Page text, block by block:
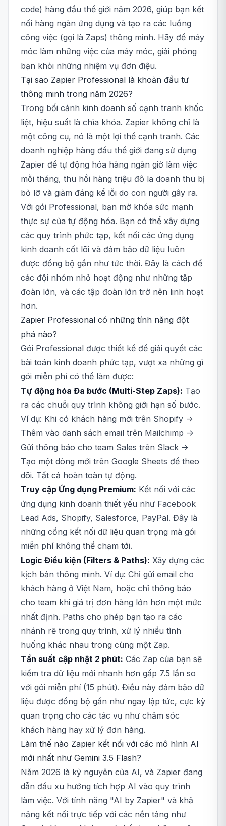
code) hàng đầu thế giới năm 2026, giúp bạn kết
nối hàng ngàn ứng dụng và tạo ra các luồng
công việc (gọi là Zaps) thông minh. Hãy để máy
móc làm những việc của máy móc, giải phóng
bạn khỏi những nhiệm vụ đơn điệu.
Tại sao Zapier Professional là khoản đầu tư
thông minh trong năm 2026?
Trong bối cảnh kinh doanh số cạnh tranh khốc
liệt, hiệu suất là chìa khóa. Zapier không chỉ là
một công cụ, nó là một lợi thế cạnh tranh. Các
doanh nghiệp hàng đầu thế giới đang sử dụng
Zapier để tự động hóa hàng ngàn giờ làm việc
mỗi tháng, thu hồi hàng triệu đô la doanh thu bị
bỏ lỡ và giảm đáng kể lỗi do con người gây ra.
Với gói Professional, bạn mở khóa sức mạnh
thực sự của tự động hóa. Bạn có thể xây dựng
các quy trình phức tạp, kết nối các ứng dụng
kinh doanh cốt lõi và đảm bảo dữ liệu luôn
được đồng bộ gần như tức thời. Đây là cách để
các đội nhóm nhỏ hoạt động như những tập
đoàn lớn, và các tập đoàn lớn trở nên linh hoạt
hơn.
Zapier Professional có những tính năng đột
phá nào?
Gói Professional được thiết kế để giải quyết các
bài toán kinh doanh phức tạp, vượt xa những gì
gói miễn phí có thể làm được:
Tự động hóa Đa bước (Multi-Step Zaps): Tạo
ra các chuỗi quy trình không giới hạn số bước.
Ví dụ: Khi có khách hàng mới trên Shopify ->
Thêm vào danh sách email trên Mailchimp ->
Gửi thông báo cho team Sales trên Slack ->
Tạo một dòng mới trên Google Sheets để theo
dõi. Tất cả hoàn toàn tự động.
Truy cập Ứng dụng Premium: Kết nối với các
ứng dụng kinh doanh thiết yếu như Facebook
Lead Ads, Shopify, Salesforce, PayPal. Đây là
những cổng kết nối dữ liệu quan trọng mà gói
miễn phí không thể chạm tới.
Logic Điều kiện (Filters & Paths): Xây dựng các
kịch bản thông minh. Ví dụ: Chỉ gửi email cho
khách hàng ở Việt Nam, hoặc chỉ thông báo
cho team khi giá trị đơn hàng lớn hơn một mức
nhất định. Paths cho phép bạn tạo ra các
nhánh rẽ trong quy trình, xử lý nhiều tình
huống khác nhau trong cùng một Zap.
Tần suất cập nhật 2 phút: Các Zap của bạn sẽ
kiểm tra dữ liệu mới nhanh hơn gấp 7.5 lần so
với gói miễn phí (15 phút). Điều này đảm bảo dữ
liệu được đồng bộ gần như ngay lập tức, cực kỳ
quan trọng cho các tác vụ như chăm sóc
khách hàng hay xử lý đơn hàng.
Làm thế nào Zapier kết nối với các mô hình AI
mới nhất như Gemini 3.5 Flash?
Năm 2026 là kỷ nguyên của AI, và Zapier đang
dẫn đầu xu hướng tích hợp AI vào quy trình
làm việc. Với tính năng "AI by Zapier" và khả
năng kết nối trực tiếp với các nền tảng như